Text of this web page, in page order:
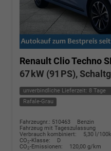
Renault ClioTechno
67 kW (91 PS),
unverbindliche Lieferzeit: 8 Tage
Rafale-Grau
Fahrzeugnr.: 510463
Benzin
Fahrzeug mit Tageszulassung
Verbrauch kombiniert:
5,30 l/
CO2-Klasse:
D
CO2-Emissionen: 120,00 g/km